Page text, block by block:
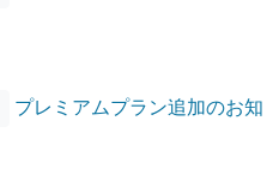
プレミアムプラン追加のお知